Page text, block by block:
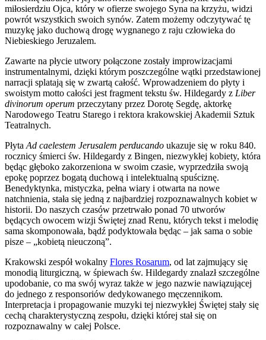
miłosierdziu Ojca, który w ofierze swojego Syna na krzyżu, widzi
powrót wszystkich swoich synów. Zatem możemy odczytywać tę
muzykę jako duchową drogę wygnanego z raju człowieka do
Niebieskiego Jeruzalem.
Zawarte na płycie utwory połączone zostały improwizacjami
instrumentalnymi, dzięki którym poszczególne wątki przedstawionej
narracji splatają się w zwartą całość. Wprowadzeniem do płyty i
swoistym motto całości jest fragment tekstu św. Hildegardy z Liber
divinorum operum przeczytany przez Dorotę Segdę, aktorkę
Narodowego Teatru Starego i rektora krakowskiej Akademii Sztuk
Teatralnych.
Płyta Ad caelestem Jerusalem perducando ukazuje się w roku 840.
rocznicy śmierci św. Hildegardy z Bingen, niezwykłej kobiety, która
będąc głęboko zakorzeniona w swoim czasie, wyprzedziła swoją
epokę poprzez bogatą duchową i intelektualną spuściznę.
Benedyktynka, mistyczka, pełna wiary i otwarta na nowe
natchnienia, stała się jedną z najbardziej rozpoznawalnych kobiet w
historii. Do naszych czasów przetrwało ponad 70 utworów
będących owocem wizji Świętej znad Renu, których tekst i melodię
sama skomponowała, bądź podyktowała będąc ‒ jak sama o sobie
pisze ‒ „kobietą nieuczoną”.
Krakowski zespół wokalny Flores Rosarum, od lat zajmujący się
monodią liturgiczną, w śpiewach św. Hildegardy znalazł szczególne
upodobanie, co ma swój wyraz także w jego nazwie nawiązującej
do jednego z responsoriów dedykowanego męczennikom.
Interpretacja i propagowanie muzyki tej niezwykłej Świętej stały się
cechą charakterystyczną zespołu, dzięki której stał się on
rozpoznawalny w całej Polsce.